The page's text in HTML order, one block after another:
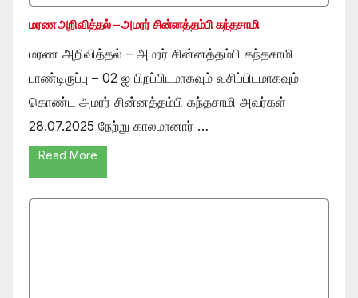
மரண அறிவித்தல் – அமரர் சின்னத்தம்பி கந்தசாமி
மரண அறிவித்தல் – அமரர் சின்னத்தம்பி கந்தசாமி
பாண்டிருப்பு – 02 ஐ பிறப்பிடமாகவும் வசிப்பிடமாகவும்
கொண்ட அமரர் சின்னத்தம்பி கந்தசாமி அவர்கள்
28.07.2025 நேற்று காலமானார் …
Read More